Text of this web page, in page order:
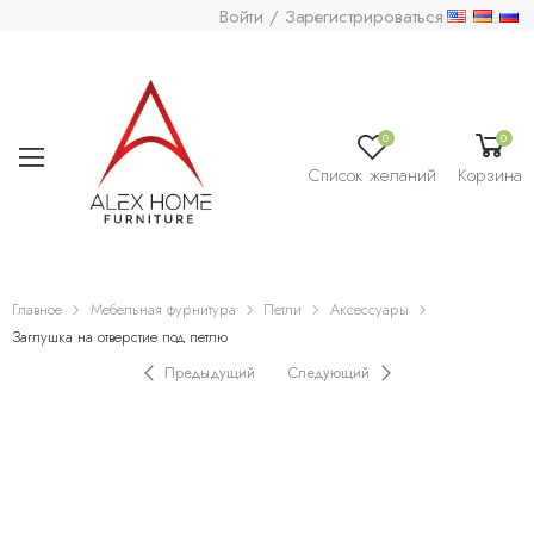
Войти / Зарегистрироваться
0
Список желаний
0
Корзина
Главное Мебельная фурнитура Петли
Аксессуары
Заглушка на отверстие под петлю
Предыдущий
Следующий